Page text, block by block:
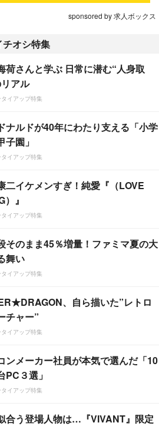
sponsored by 求人ボックス
オシ特集
荷さんと学ぶ 日常に潜む“人身取
アル
イアップ特集
ナルドが40年にわたり支える「小学
子園」
イアップ特集
二イケメンすぎ！純愛『（LOVE
』
イアップ特集
そのまま45％増量！ファミマ夏の大
舞い
イアップ特集
、自ら描いた”レトロ
チャー”
イアップ特集
ンメーカー社員が本気で選んだ「10
PC３選」
イアップ特集
合う登場人物は…『VIVANT』限定